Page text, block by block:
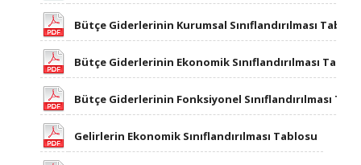
Bütçe Giderlerinin Kurumsal Sınıflandırılması
Bütçe Giderlerinin Ekonomik Sınıflandırılması
Bütçe Giderlerinin Fonksiyonel Sınıflandırılması
Gelirlerin Ekonomik Sınıflandırılması Tablosu